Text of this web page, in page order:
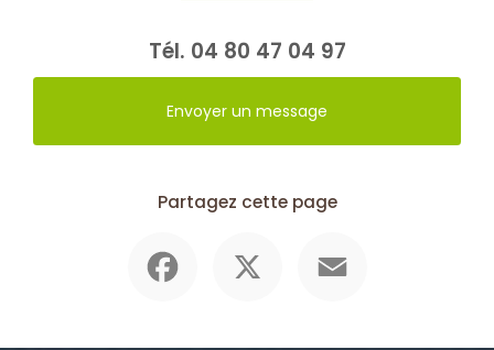
Tél. 04 80 47 04 97
Envoyer un message
Partagez cette page